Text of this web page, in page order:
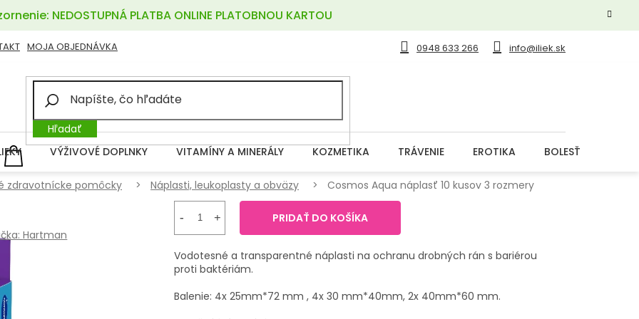
NEDOSTUPNÁ PLATBA ONLINE PLATOBNOU KARTOU
0948 633 266 info@iliek.sk
MOJA OBJEDNÁVKA
Hľadať
NÁKUPNÝ
KOŠÍK
VÝŽIVOVÉ DOPLNKY VITAMÍNY A MINERÁLY KOZMETIKA TRÁVENIE EROTIKA BOLESŤ
zdravotnícke pomôcky Náplasti, leukoplasty a obväzy Cosmos Aqua náplasť 10 kusov 3 rozmery
Hartman
PRIDAŤ DO KOŠÍKA
Vodotesné a transparentné náplasti na ochranu drobných rán s bariérou
proti baktériám.
Balenie: 4x 25mm*72 mm , 4x 30 mm*40mm, 2x 40mm*60 mm.